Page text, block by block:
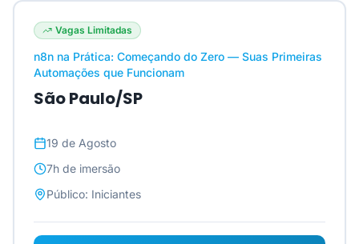
Vagas Limitadas
n8n na Prática: Começando do Zero — Suas Primeiras
Automações que Funcionam
São Paulo/SP
19 de Agosto
7h de imersão
Público: Iniciantes